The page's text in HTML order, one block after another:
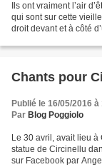
Ils ont vraiment l’air
qui sont sur cette
droit devant et à côté
Chants pour
Publié le 16/05/2016 à
Par Blog Poggiolo
Le 30 avril, avait lieu
statue de Circinellu
sur Facebook par